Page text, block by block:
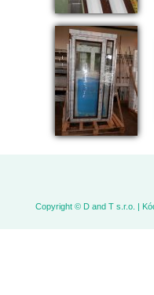
Copyright © D and T s.r.o. |